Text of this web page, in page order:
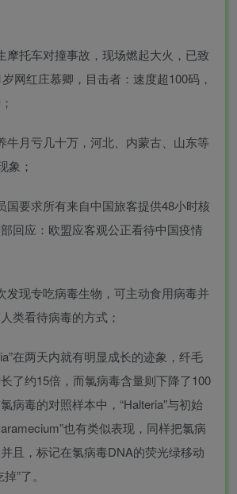
摩托车对撞事故，现场燃起大火，已致
网红庄慕卿，目击者：速度超100码，
牛月亏几十万，河北、内蒙古、山东等
象；
国要求所有来自中国旅客提供48小时核
回应：欧盟应客观公正看待中国疫情
发现专吃病毒生物，可主动食用病毒并
类看待病毒的方式；
在两天内就有明显成长的迹象，纤毛
了约15倍，而氯病毒含量则下降了100
病毒的对照样本中，“Halteria”与初始
也有类似表现，同样把氯病
且，标记在氯病毒DNA的荧光绿移动
”了。